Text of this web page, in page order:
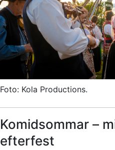
Foto: Kola Productions.
Komidsommar –
efterfest